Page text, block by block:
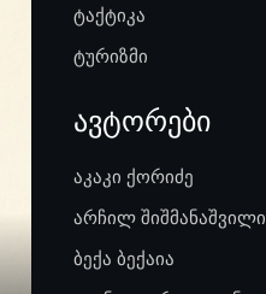
ტაქტიკა
ტურიზმი
ავტორები
აკაკი ქორიძე
არჩილ შიშმანაშვილი
ბექა ბექაია